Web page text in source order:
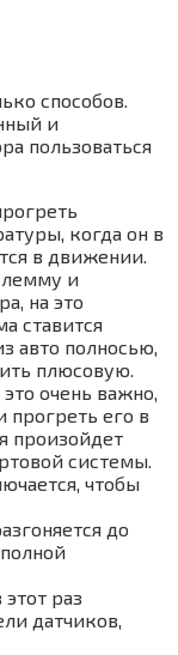
способов.
и
пользоваться
когда он в
в движении.
и
на это
ставится
авто полносью,
плюсовую.
очень важно,
прогреть его в
произойдет
системы.
чтобы
до
раз
датчиков,